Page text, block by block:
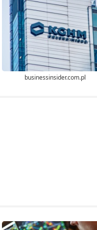
businessinsider.com.pl